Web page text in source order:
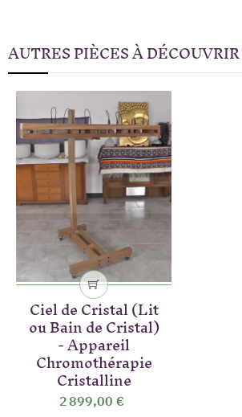
AUTRES PIÈCES À DÉCOUVRIR
Ciel de Cristal (Lit
ou Bain de Cristal)
- Appareil
Chromothérapie
Cristalline
2 899,00 €